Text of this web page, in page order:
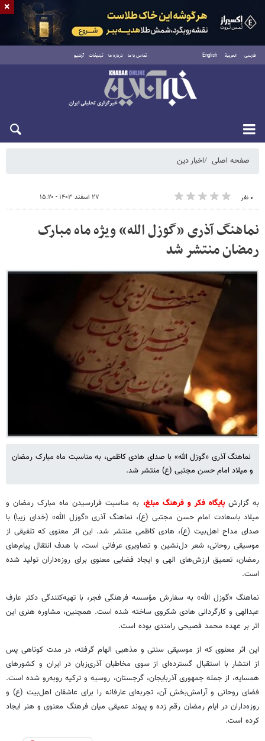
فارسی العربية English تماس با ما درباره ما تبلیغات آرشیو
شنبه ۱۷ مرداد ۱۴۰۵
صفحه اصلی اخبار دین
۰ نفر ۲۷ اسفند ۱۴۰۳ - ۱۵:۲۰
نماهنگ آذری «گوزل الله» ویژه ماه مبارک
رمضان منتشر شد
نماهنگ آذری «گوزل الله» با صدای هادی کاظمی، به مناسبت ماه مبارک رمضان
و میلاد امام حسن مجتبی (ع) منتشر شد.
به گزارشپایگاه فکر و فرهنگ مبلغ، به مناسبت فرارسیدن ماه مبارک رمضان و
میلاد باسعادت امام حسن مجتبی (ع)، نماهنگ آذری «گوزل الله» (خدای زیبا) با
صدای مداح اهل‌بیت (ع)، هادی کاظمی منتشر شد. این اثر معنوی که تلفیقی از
موسیقی روحانی، شعر دل‌نشین و تصاویری عرفانی است، با هدف انتقال پیام‌های
رمضان، تعمیق ارزش‌های الهی و ایجاد فضایی معنوی برای روزه‌داران تولید شده
است.
نماهنگ «گوزل الله» به سفارش مؤسسه فرهنگی فجر، با تهیه‌کنندگی دکتر عارف
عبدالهی و کارگردانی هادی شکروی ساخته شده است. همچنین، مشاوره هنری این
اثر بر عهده محمد فصیحی رامندی بوده است.
این اثر معنوی که از موسیقی سنتی و مذهبی الهام گرفته، در مدت کوتاهی پس
از انتشار با استقبال گسترده‌ای از سوی مخاطبان آذری‌زبان در ایران و کشورهای
همسایه، از جمله جمهوری آذربایجان، گرجستان، روسیه و ترکیه روبه‌رو شده است.
فضای روحانی و آرامش‌بخش آن، تجربه‌ای عارفانه را برای عاشقان اهل‌بیت (ع) و
روزه‌داران در ایام رمضان رقم زده و پیوند عمیقی میان فرهنگ معنوی و هنر ایجاد
کرده است.
×